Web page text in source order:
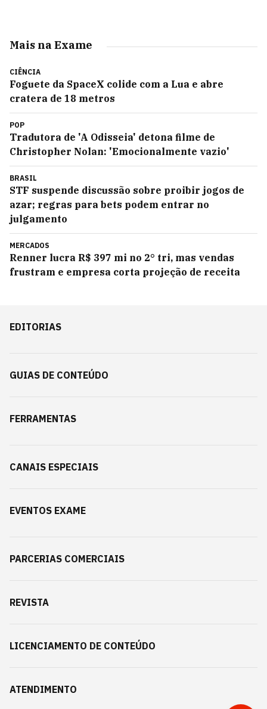
Mais na Exame
CIÊNCIA
Foguete da SpaceX colide com a Lua e abre
cratera de 18 metros
POP
Tradutora de 'A Odisseia' detona filme de
Christopher Nolan: 'Emocionalmente vazio'
BRASIL
STF suspende discussão sobre proibir jogos de
azar; regras para bets podem entrar no
julgamento
MERCADOS
Renner lucra R$ 397 mi no 2° tri, mas vendas
frustram e empresa corta projeção de receita
EDITORIAS
GUIAS DE CONTEÚDO
FERRAMENTAS
CANAIS ESPECIAIS
EVENTOS EXAME
PARCERIAS COMERCIAIS
REVISTA
LICENCIAMENTO DE CONTEÚDO
ATENDIMENTO